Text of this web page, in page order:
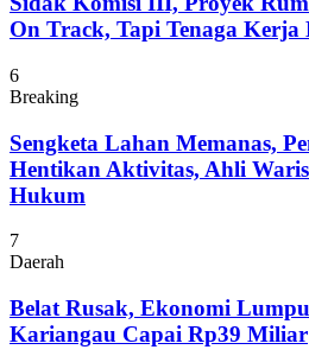
On Track, Tapi Tenaga
6
Breaking
Sengketa Lahan Memanas,
Hentikan Aktivitas, Ahli
Hukum
7
Daerah
Belat Rusak, Ekonomi
Kariangau Capai Rp39 Miliar